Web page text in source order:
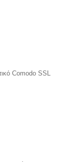
Comodo SSL